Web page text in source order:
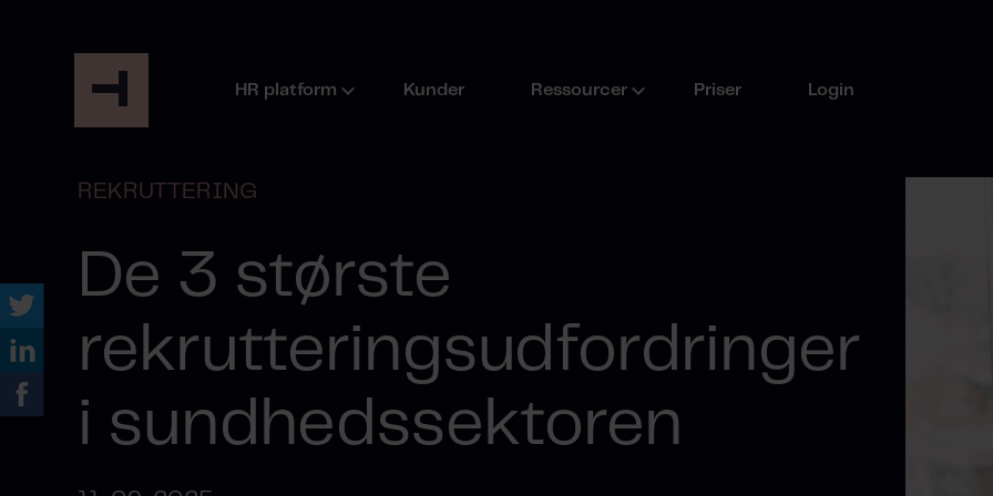
HR platform Kunder Ressourcer Priser Login
REKRUTTERING
De 3 største
rekrutteringsudfordringer
i sundhedssektoren